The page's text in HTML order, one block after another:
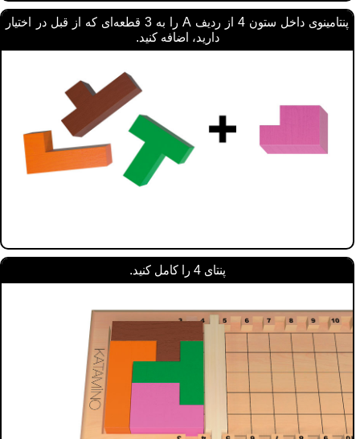
پنتامینوی داخل ستون 4 از ردیف A را به 3 قطعه‌ای که از قبل در اختیار
دارید، اضافه کنید.
پنتای 4 را کامل کنید.